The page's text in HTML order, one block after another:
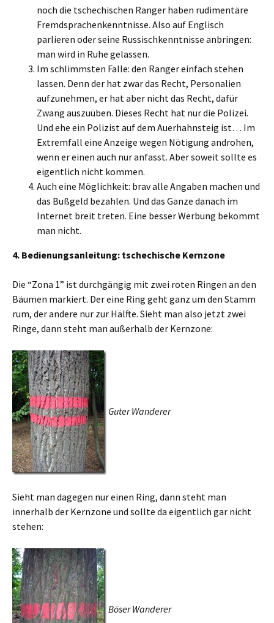
noch die tschechischen Ranger haben rudimentäre
Fremdsprachenkenntnisse. Also auf Englisch
parlieren oder seine Russischkenntnisse anbringen:
man wird in Ruhe gelassen.
Im schlimmsten Falle: den Ranger einfach stehen
lassen. Denn der hat zwar das Recht, Personalien
aufzunehmen, er hat aber nicht das Recht, dafür
Zwang auszuüben. Dieses Recht hat nur die Polizei.
Und ehe ein Polizist auf dem Auerhahnsteig ist… Im
Extremfall eine Anzeige wegen Nötigung androhen,
wenn er einen auch nur anfasst. Aber soweit sollte es
eigentlich nicht kommen.
Auch eine Möglichkeit: brav alle Angaben machen und
das Bußgeld bezahlen. Und das Ganze danach im
Internet breit treten. Eine besser Werbung bekommt
man nicht.
4. Bedienungsanleitung: tschechische Kernzone
Die “Zona 1” ist durchgängig mit zwei roten Ringen an den
Bäumen markiert. Der eine Ring geht ganz um den Stamm
rum, der andere nur zur Hälfte. Sieht man also jetzt zwei
Ringe, dann steht man außerhalb der Kernzone:
Guter Wanderer
Sieht man dagegen nur einen Ring, dann steht man
innerhalb der Kernzone und sollte da eigentlich gar nicht
stehen:
Böser Wanderer